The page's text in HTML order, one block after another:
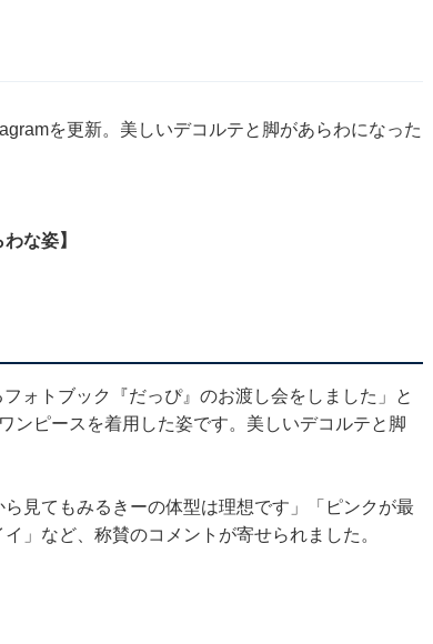
を更新。美しいデコルテと脚があらわになった
な姿】
ォトブック『だっぴ』のお渡し会をしました」と
ンピースを着用した姿です。美しいデコルテと脚
見てもみるきーの体型は理想です」「ピンクが最
」など、称賛のコメントが寄せられました。